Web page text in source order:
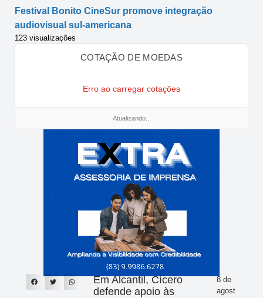
Festival Bonito CineSur promove integração
audiovisual sul-americana
123 visualizações
COTAÇÃO DE MOEDAS
Erro ao carregar cotações
Atualizando...
Em Alcantil, Cícero
defende apoio às
8 de
agost